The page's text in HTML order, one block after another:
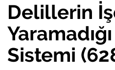
Delillerin
Sistemi